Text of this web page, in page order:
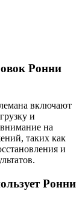
Ронни
включают
и
на
таких как
и
Ронни